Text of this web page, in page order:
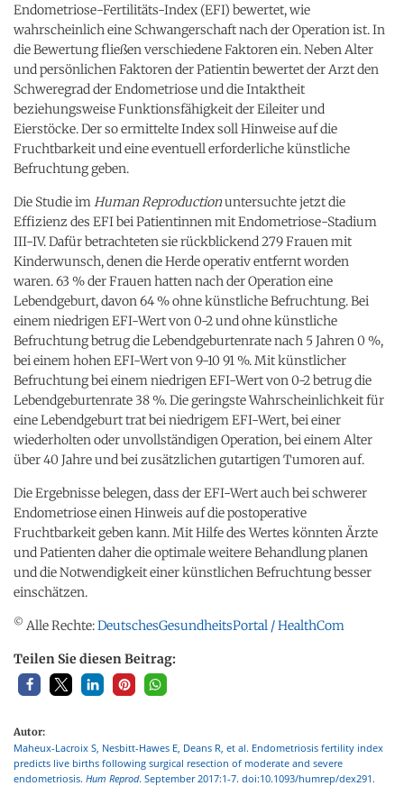
Endometriose-Fertilitäts-Index (EFI) bewertet, wie
wahrscheinlich eine Schwangerschaft nach der Operation ist. In
die Bewertung fließen verschiedene Faktoren ein. Neben Alter
und persönlichen Faktoren der Patientin bewertet der Arzt den
Schweregrad der Endometriose und die Intaktheit
beziehungsweise Funktionsfähigkeit der Eileiter und
Eierstöcke. Der so ermittelte Index soll Hinweise auf die
Fruchtbarkeit und eine eventuell erforderliche künstliche
Befruchtung geben.
Die Studie imHuman Reproductionuntersuchte jetzt die
Effizienz des EFI bei Patientinnen mit Endometriose-Stadium
III-IV. Dafür betrachteten sie rückblickend 279 Frauen mit
Kinderwunsch, denen die Herde operativ entfernt worden
waren. 63 % der Frauen hatten nach der Operation eine
Lebendgeburt, davon 64 % ohne künstliche Befruchtung. Bei
einem niedrigen EFI-Wert von 0-2 und ohne künstliche
Befruchtung betrug die Lebendgeburtenrate nach 5 Jahren 0 %,
bei einem hohen EFI-Wert von 9-10 91 %. Mit künstlicher
Befruchtung bei einem niedrigen EFI-Wert von 0-2 betrug die
Lebendgeburtenrate 38 %. Die geringste Wahrscheinlichkeit für
eine Lebendgeburt trat bei niedrigem EFI-Wert, bei einer
wiederholten oder unvollständigen Operation, bei einem Alter
über 40 Jahre und bei zusätzlichen gutartigen Tumoren auf.
Die Ergebnisse belegen, dass der EFI-Wert auch bei schwerer
Endometriose einen Hinweis auf die postoperative
Fruchtbarkeit geben kann. Mit Hilfe des Wertes könnten Ärzte
und Patienten daher die optimale weitere Behandlung planen
und die Notwendigkeit einer künstlichen Befruchtung besser
einschätzen.
© Alle Rechte:DeutschesGesundheitsPortal / HealthCom
Teilen Sie diesen Beitrag:
Autor:
Maheux-Lacroix S, Nesbitt-Hawes E, Deans R, et al. Endometriosis fertility index
predicts live births following surgical resection of moderate and severe
endometriosis. Hum Reprod. September 2017:1-7. doi:10.1093/humrep/dex291.